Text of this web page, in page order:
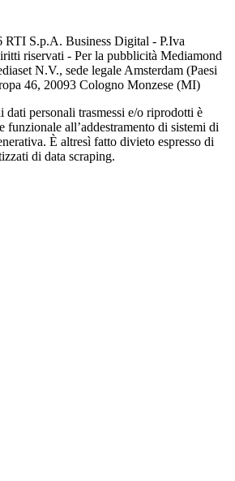
RTI S.p.A. Business Digital - P.Iva
riservati - Per la pubblicità Mediamond
N.V., sede legale Amsterdam (Paesi
46, 20093 Cologno Monzese (MI)
dati personali trasmessi e/o riprodotti è
funzionale all’addestramento di sistemi di
È altresì fatto divieto espresso di
di data scraping.